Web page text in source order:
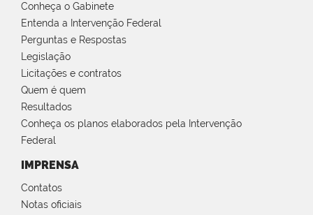
Conheça o Gabinete
Entenda a Intervenção Federal
Perguntas e Respostas
Legislação
Licitações e contratos
Quem é quem
Resultados
Conheça os planos elaborados pela Intervenção
Federal
IMPRENSA
Contatos
Notas oficiais